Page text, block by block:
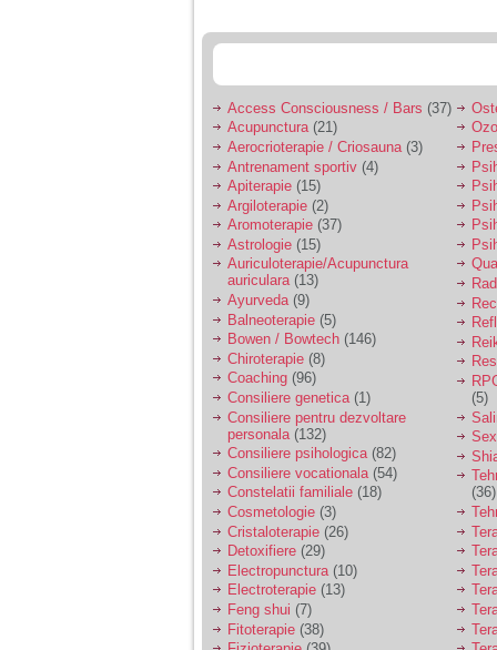
sa se manifeste o
Ma aflu aici pentru ca
vreau sa stiu daca am
nevoie de un psiholog
sau psihiatru.
Sunt casatorita, am
31 de ani si un copil in
varsta de 2 ani care
mi-e lumina ochilor.
De ceva timp simt ca
mi s-a adunat
oboseala, o oboseala
cronica de care nu pot
scapa si simt ca din
cauza ei nu pot
controla nervii si
cateodata are copilul
de suferit.
Am o bariera peste
care nu pot trece:
prietena mea a ramas
insarcinata cu o fata.
Am fost de comun
acord sa facem un
copil, cu gandul ca e
baiat.
Access Consciousness / Bars (37)
Acupunctura(21)
Aerocrioterapie / Criosauna (3)
Antrenament sportiv (4)
Apiterapie (15)
Argiloterapie (2)
Aromoterapie (37)
Astrologie (15)
Auriculoterapie/Acupunctura
auriculara(13)
Ayurveda(9)
Balneoterapie (5)
Bowen / Bowtech (146)
Chiroterapie (8)
Coaching (96)
Consiliere genetica(1)
Consiliere pentru dezvoltare
personala (132)
Consiliere psihologica(82)
Consiliere vocationala (54)
Constelatii familiale (18)
Cosmetologie (3)
Cristaloterapie (26)
Detoxifiere (29)
Electropunctura (10)
Electroterapie (13)
Feng shui (7)
Fitoterapie (38)
(5)
(36)